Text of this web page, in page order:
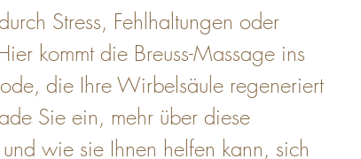
Stress, Fehlhaltungen oder
kommt die Breuss-Massage ins
die Ihre Wirbelsäule regeneriert
Sie ein, mehr über diese
wie sie Ihnen helfen kann, sich